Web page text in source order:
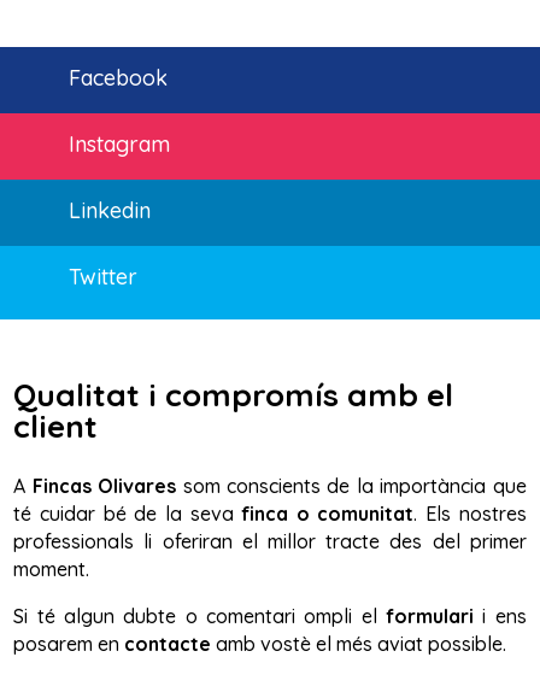
Facebook
Instagram
Linkedin
Twitter
Qualitat i compromís amb el
client
A Fincas Olivares som conscients de la importància que
té cuidar bé de la seva finca o comunitat. Els nostres
professionals li oferiran el millor tracte des del primer
moment.
Si té algun dubte o comentari ompli elformulari i ens
posarem en contacte amb vostè el més aviat possible.